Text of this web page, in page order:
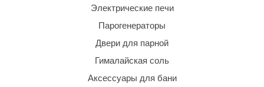
Электрические печи
Парогенераторы
Двери для парной
Гималайская соль
Аксессуары для бани